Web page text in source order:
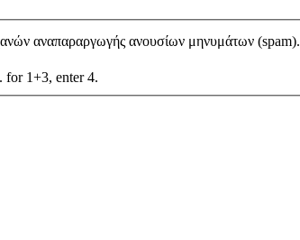
αναπαραργωγής ανουσίων μηνυμάτων (spam).
for 1+3, enter 4.